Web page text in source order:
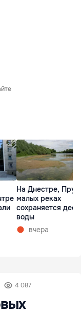
На Днестре,
малых реках
сохраняется
воды
вчера
4 087